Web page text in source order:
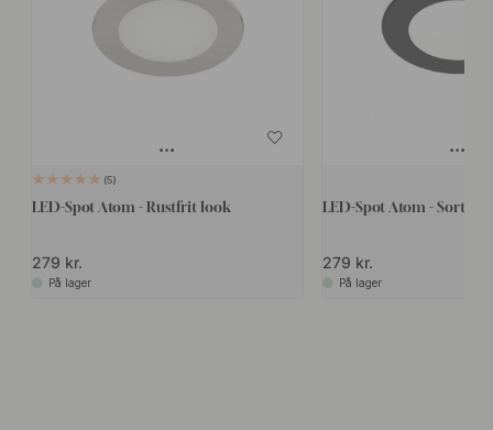
5
LED-Spot Atom - Rustfrit look
279 kr.
På lager
LED-Spot Atom - Sort
279 kr.
På lager